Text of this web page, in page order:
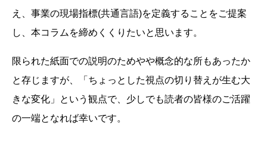
え、事業の現場指標(共通言語)を定義することをご提案
し、本コラムを締めくくりたいと思います。
限られた紙面での説明のためやや概念的な所もあったか
と存じますが、「ちょっとした視点の切り替えが生む大
きな変化」という観点で、少しでも読者の皆様のご活躍
の一端となれば幸いです。